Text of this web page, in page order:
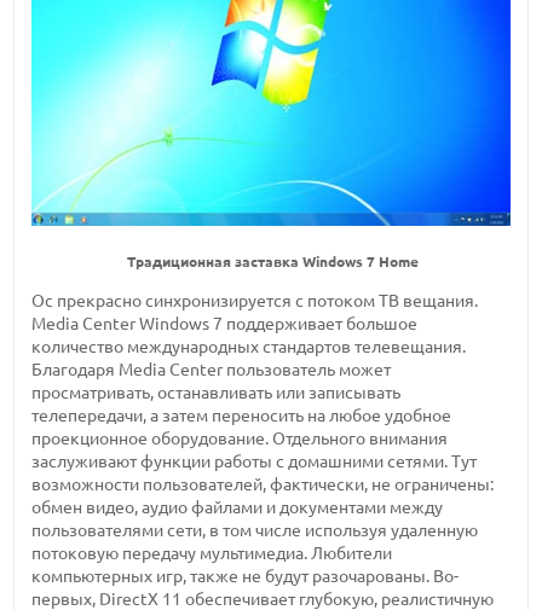
Традиционная заставка Windows 7 Home
Ос прекрасно синхронизируется с потоком ТВ вещания.
Media Center Windows 7 поддерживает большое
количество международных стандартов телевещания.
Благодаря Media Center пользователь может
просматривать, останавливать или записывать
телепередачи, а затем переносить на любое удобное
проекционное оборудование. Отдельного внимания
заслуживают функции работы с домашними сетями. Тут
возможности пользователей, фактически, не ограничены:
обмен видео, аудио файлами и документами между
пользователями сети, в том числе используя удаленную
потоковую передачу мультимедиа. Любители
компьютерных игр, также не будут разочарованы. Во-
первых, DirectX 11 обеспечивает глубокую, реалистичную